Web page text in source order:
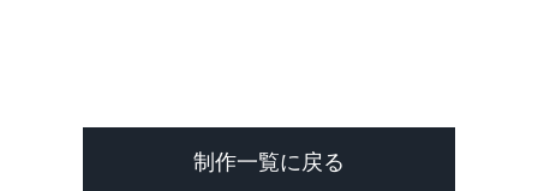
制作一覧に戻る